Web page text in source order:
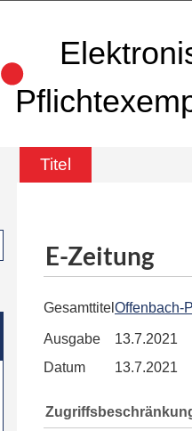
Titel
E-Zeitung
Gesamttitel Offenbach-
Ausgabe
13.7.2021
Datum
13.7.2021